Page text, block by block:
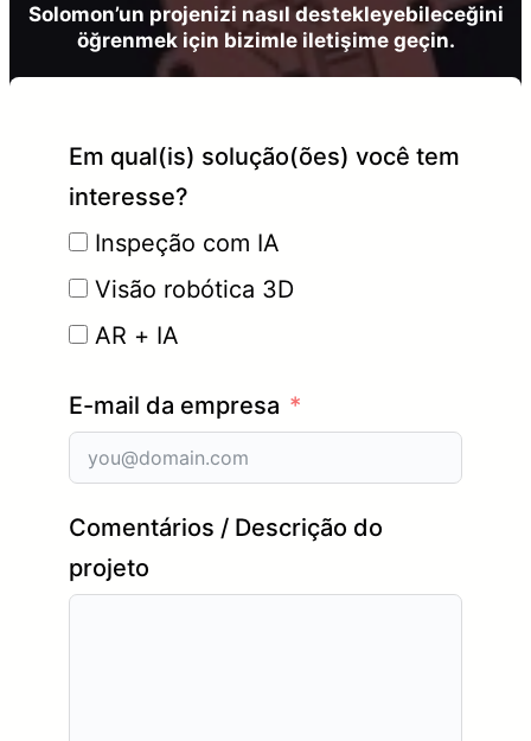
Solomon’un projenizi nasıl destekleyebileceğini
öğrenmek için bizimle iletişime geçin.
Em qual(is) solução(ões) você tem
interesse?
Inspeção com IA
Visão robótica 3D
AR + IA
E-mail da empresa
Comentários / Descrição do
projeto